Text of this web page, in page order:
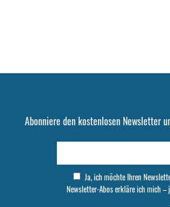
Abonniere den kostenlosen Newsletter
Ja, ich möchte Ihren
Newsletter-Abos erkläre ich mich